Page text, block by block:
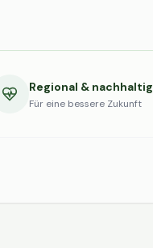
Regional & nachhaltig
Für eine bessere Zukunft